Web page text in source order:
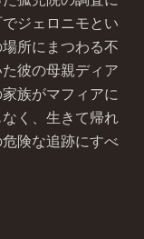
ジェロニモとい
所にまつわる不
彼の母親ディア
族がマフィアに
く、生きて帰れ
険な追跡にすべ